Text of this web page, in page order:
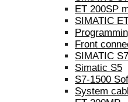
ET 200SP
SIMATIC
Front
SIMATIC
Simatic S5
S7-1500
System